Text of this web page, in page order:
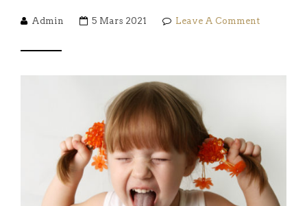
Admin 5 Mars 2021 Leave A Comment